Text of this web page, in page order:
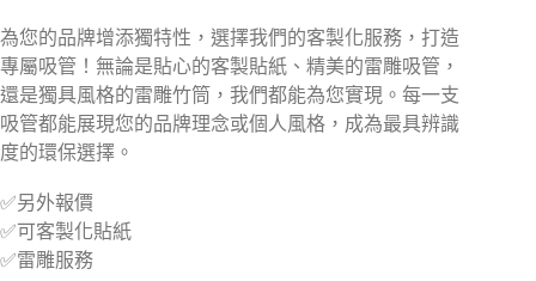
為您的品牌增添獨特性，選擇我們的客製化服務，打造
專屬吸管！無論是貼心的客製貼紙、精美的雷雕吸管，
還是獨具風格的雷雕竹筒，我們都能為您實現。每一支
吸管都能展現您的品牌理念或個人風格，成為最具辨識
度的環保選擇。
✅另外報價
✅可客製化貼紙
✅雷雕服務